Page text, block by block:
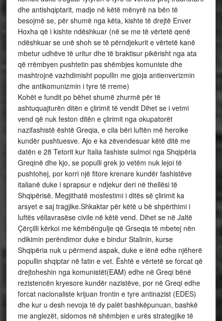
dhe antishqiptarit, madje në këtë mënyrë na bën të
besojmë se, për shumë nga këta, kishte të drejtë Enver
Hoxha që i kishte ndëshkuar (në se me të vërtetë qenë
ndëshkuar se unë shoh se të përndjekurit e vërtetë kanë
mbetur udhëve të uritur dhe të braktisur pikërisht nga ata
që rrëmbyen pushtetin pas shëmbjes komuniste dhe
mashtrojnë vazhdimisht popullin me gjoja antienverizmin
dhe antikomunizmin i tyre të rreme)
Kohët e fundit po bëhet shumë zhurmë për të
ashtuquajturën ditën e çlirimit të vendit Dihet se i vetmi
vend që nuk feston ditën e çlirimit nga okupatorët
nazifashistë është Greqia, e cila bëri luftën më heroike
kundër pushtuesve. Ajo e ka zëvendesuar këtë ditë me
datën e 28 Tetorit kur Italia fashiste sulmoi nga Shqipëria
Greqinë dhe kjo, se populli grek jo vetëm nuk lejoi të
pushtohej, por korri një fitore krenare kundër fashistëve
italianë duke i sprapsur e ndjekur deri në thellësi të
Shqipërisë. Megjithatë mosfestimi i ditës së çlirimit ka
arsyet e saj tragjike.Shkaktar për këtë u bë shpërthimi i
luftës vëllavrasëse civile në këtë vend. Dihet se në Jaltë
Çërçilli kërkoi me këmbëngulje që Grseqia të mbetej nën
ndikimin perëndimor duke e bindur Stalinin, kurse
Shqipëria nuk u përmend aspak, duke e lënë edhe njëherë
popullin shqiptar në fatin e vet. Është e vërtetë se forcat që
drejtoheshin nga komunistët(EAM) edhe në Greqi bënë
rezistencën kryesore kundër nazistëve, por në Greqi edhe
forcat nacionaliste krijuan frontin e tyre antinazist (EDES)
dhe kur u desh nevoja të dy palët bashkëpunuan, bashkë
me anglezët, sidomos në shëmbjen e urës strategjike të